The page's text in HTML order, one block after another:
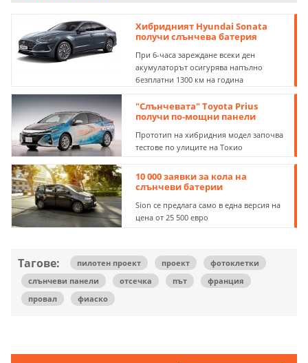
Хибридният Hyundai Sonata
получи слънчева батерия
При 6-часа зареждане всеки ден
акумулаторът осигурява напълно
безплатни 1300 км на година
"Слънчевата" Toyota Prius
получи по-мощни панели
Прототип на хибридния модел започва
тестове по улиците на Токио
10 000 заявки за кола на
слънчеви батерии
Sion се предлага само в една версия на
цена от 25 500 евро
Тагове: пилотен проект проект
фотоклетки
слънчеви панели
отсечка път
франция
провал
фиаско